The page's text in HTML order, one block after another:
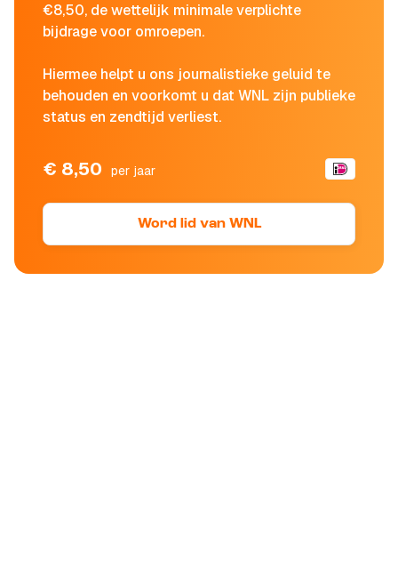
€8,50, de wettelijk minimale verplichte
bijdrage voor omroepen.
Hiermee helpt u ons journalistieke geluid te
behouden en voorkomt u dat WNL zijn publieke
status en zendtijd verliest.
€ 8,50 per jaar
Word lid van WNL